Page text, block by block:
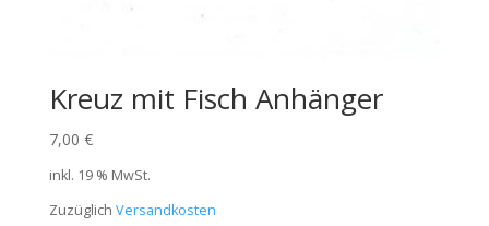
Kreuz mit Fisch Anhänger
7,00 €
inkl. 19 % MwSt.
Zuzüglich Versandkosten